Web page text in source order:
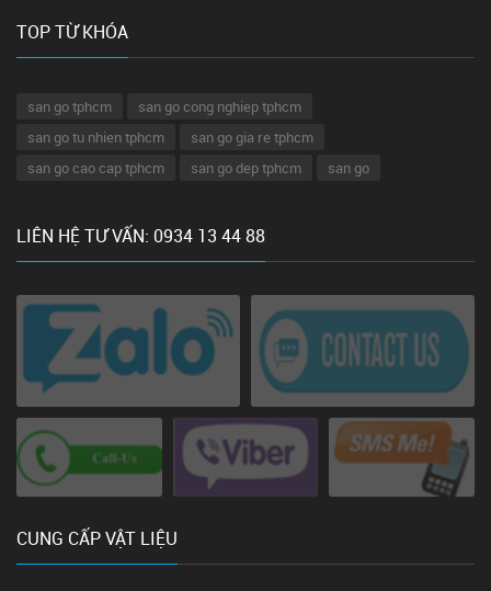
TOP TỪ KHÓA
san go tphcm
san go cong nghiep tphcm
san go tu nhien tphcm
san go gia re tphcm
san go cao cap tphcm
san go dep tphcm san go
LIÊN HỆ TƯ VẤN: 0934 13 44 88
CUNG CẤP VẬT LIỆU